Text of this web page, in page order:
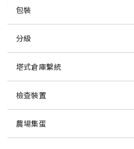
包裝
分級
塔式倉庫繫統
檢查裝置
農場集蛋